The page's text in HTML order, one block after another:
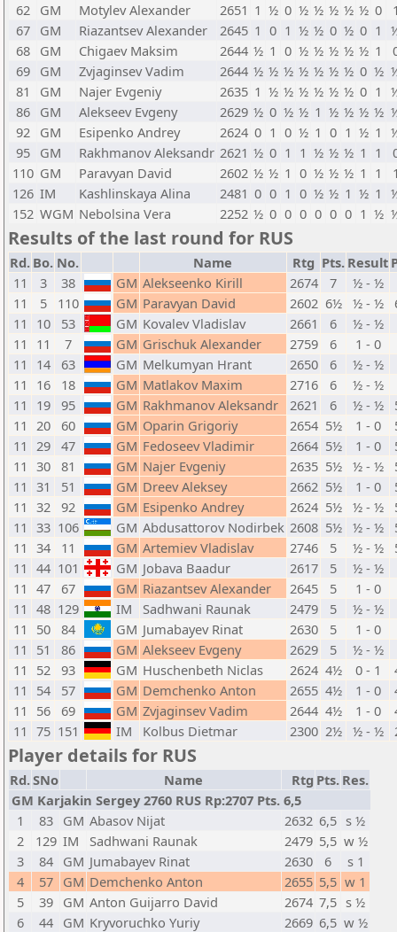
62 GM Motylev Alexander 2651 1 ½ 0 ½ ½ ½ ½ ½ 0
67 GM Riazantsev Alexander 2645 1 0 1 ½ ½ 0 ½ 0 1
68 GM Chigaev Maksim 2644 ½ 1 0 ½ ½ ½ ½ ½ 1
69 GM Zvjaginsev Vadim 2644 ½ ½ ½ ½ ½ ½ ½ 0 ½
81
GM Najer Evgeniy 2635 1 ½ ½ ½ ½ ½ ½ 0 1
86 GM Alekseev Evgeny 2629 ½ 0 ½ ½ 1 ½ ½ ½ ½
92 GM Esipenko Andrey 2624 0 1 0 ½ 1 0 1 ½ 1
95 GM Rakhmanov Aleksandr 2621 ½ 0 1 1 ½ ½ ½ 1 1
110 GM Paravyan David 2602 ½ ½ 1 0 ½ ½ ½ 1 1
126 IM Kashlinskaya Alina 2481 0 0 1 0 ½ ½ 1 ½ 1
152 WGM Nebolsina Vera 2252 ½ 0 0 0 0 0 0 1 ½
Results of the last round for RUS
Rd. Bo. No. Name Rtg Pts. Result
11
3 38 GM Alekseenko Kirill 2674 7
½ - ½
11
5 110 GM Paravyan David 2602 6½ ½ - ½
11
10 53 GM Kovalev Vladislav 2661 6
½ - ½
11
11 7 GM Grischuk Alexander 2759 6
1 - 0
11
14 63 GM Melkumyan Hrant 2650 6
½ - ½
11
16 18 GM Matlakov Maxim 2716 6
½ - ½
11
19 95 GM Rakhmanov Aleksandr 2621 6 ½ - ½
11 20 60 GM Oparin Grigoriy 2654 5½ 1 - 0
11 29 47 GM Fedoseev Vladimir 2664 5½ 1 - 0
11 30 81 GM Najer Evgeniy 2635 5½ ½ - ½
11 31 51 GM Dreev Aleksey 2662 5½ 1 - 0
11 32 92 GM Esipenko Andrey 2624 5½ ½ - ½
11 33 106 GM Abdusattorov Nodirbek 2608 5½ ½ - ½
11 34 11 GM Artemiev Vladislav 2746 5 ½ - ½
11 44 101 GM Jobava Baadur 2617 5
½ - ½
11 47 67 GM Riazantsev Alexander 2645 5
1 - 0
11 48 129 IM Sadhwani Raunak 2479 5
½ - ½
11
50 84 GM Jumabayev Rinat 2630 5
1 - 0
11
51 86 GM Alekseev Evgeny 2629 5
½ - ½
11
52 93 GM Huschenbeth Niclas 2624 4½ 0 - 1
11
54 57 GM Demchenko Anton 2655 4½ 1 - 0
11
56 69 GM Zvjaginsev Vadim 2644 4½ 1 - 0
11 75 151 IM Kolbus Dietmar 2300 2½ ½ - ½
Player details for RUS
Rd.SNo Name Rtg Pts. Res.
GM Karjakin Sergey 2760 RUS Rp:2707 Pts. 6,5
1
83 GM Abasov Nijat 2632 6,5 s ½
2
129 IM Sadhwani Raunak 2479 5,5 w ½
3
84 GM Jumabayev Rinat 2630 6
s 1
4
57 GM Demchenko Anton 2655 5,5 w 1
5
39 GM Anton Guijarro David 2674 7,5 s ½
6
44 GM Kryvoruchko Yuriy 2669 6,5 w ½